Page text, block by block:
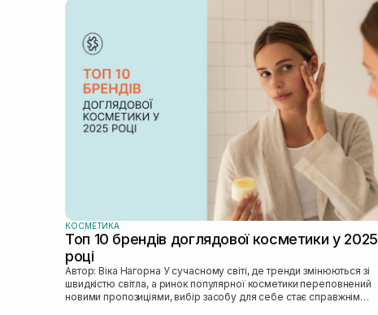
КОСМЕТИКА
Топ 10 брендів доглядової косметики у 2025
році
Автор: Віка Нагорна У сучасному світі, де тренди змінюються зі
швидкістю світла, а ринок популярної косметики переповнений
новими пропозиціями, вибір засобу для себе стає справжнім